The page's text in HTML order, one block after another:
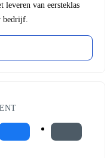
leveren van eersteklas
bedrijf.